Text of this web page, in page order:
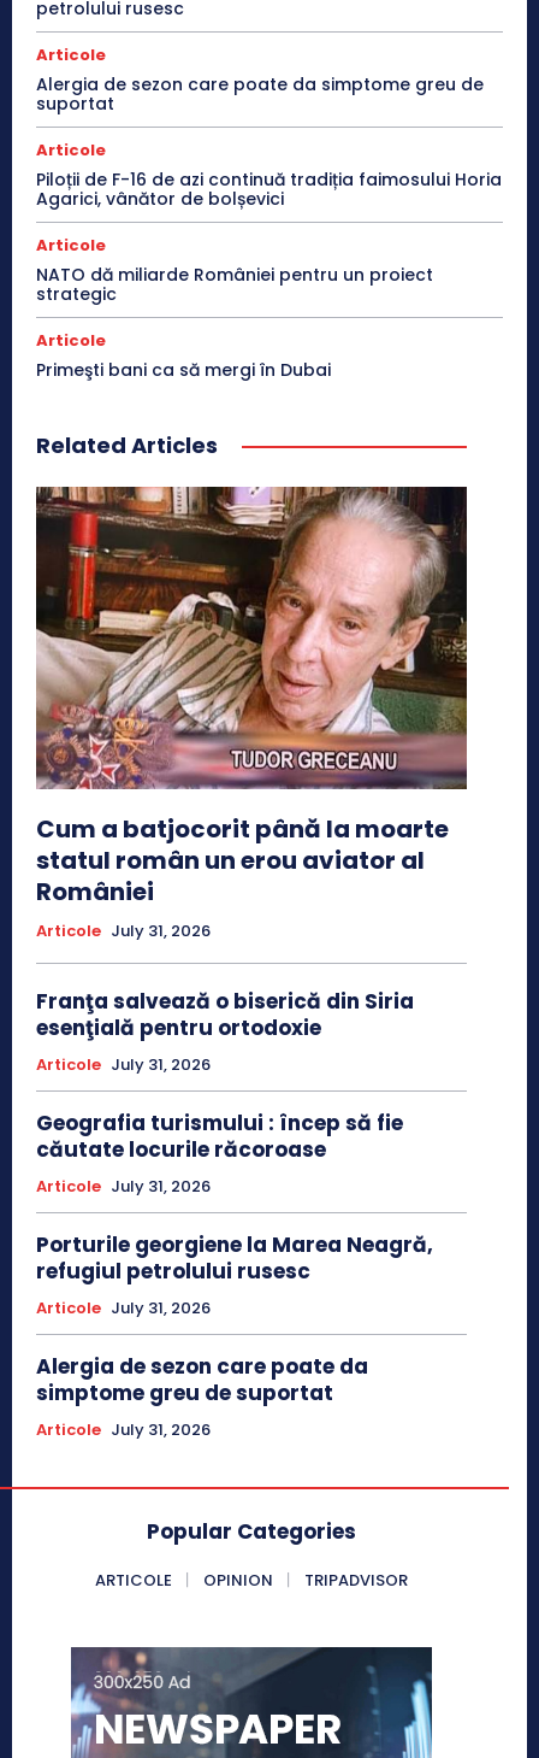
petrolului rusesc
Articole
Alergia de sezon care poate da simptome greu de
suportat
Articole
Piloții de F-16 de azi continuă tradiția faimosului Horia
Agarici, vânător de bolșevici
Articole
NATO dă miliarde României pentru un proiect
strategic
Articole
Primeşti bani ca să mergi în Dubai
Related Articles
Cum a batjocorit până la moarte
statul român un erou aviator al
României
Articole July 31, 2026
Franţa salvează o biserică din Siria
esenţială pentru ortodoxie
Articole July 31, 2026
Geografia turismului : încep să fie
căutate locurile răcoroase
Articole July 31, 2026
Porturile georgiene la Marea Neagră,
refugiul petrolului rusesc
Articole July 31, 2026
Alergia de sezon care poate da
simptome greu de suportat
Articole July 31, 2026
Popular Categories
ARTICOLE OPINION TRIPADVISOR